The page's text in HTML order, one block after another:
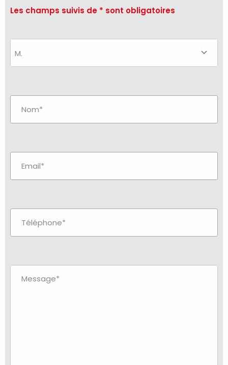
Les champs suivis de * sont obligatoires
M.